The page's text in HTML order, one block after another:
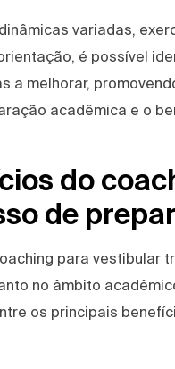
variadas,
é possível
a melhorar,
acadêmica e o
do
de
para vestibular
no âmbito
os principais